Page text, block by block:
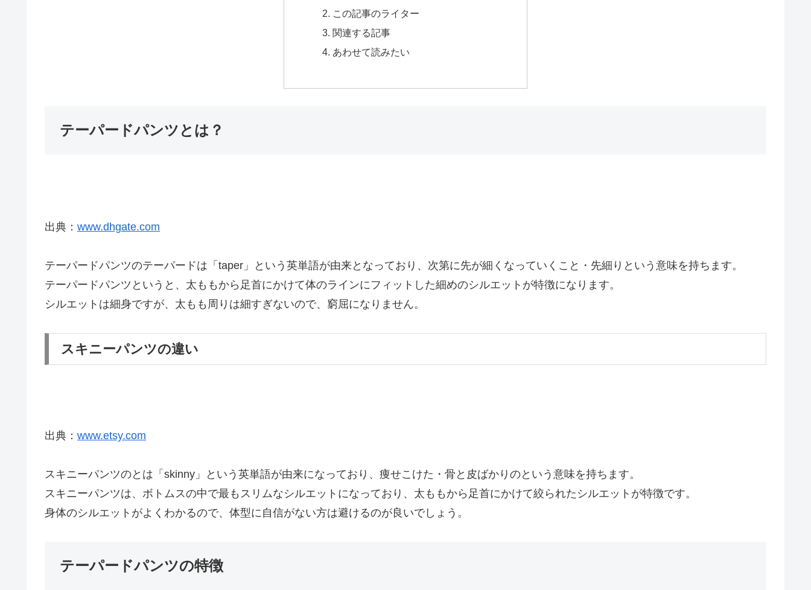
この記事のライター
関連する記事
あわせて読みたい
テーパードパンツとは？
出典： www.dhgate.com
テーパードパンツのテーパードは「taper」という英単語が由来となっており、次第に先が細くなっていくこと・先細りという意味を持ちます。
テーパードパンツというと、太ももから足首にかけて体のラインにフィットした細めのシルエットが特徴になります。
シルエットは細身ですが、太もも周りは細すぎないので、窮屈になりません。
スキニーパンツの違い
出典： www.etsy.com
スキニーパンツのとは「skinny」という英単語が由来になっており、痩せこけた・骨と皮ばかりのという意味を持ちます。
スキニーパンツは、ボトムスの中で最もスリムなシルエットになっており、太ももから足首にかけて絞られたシルエットが特徴です。
身体のシルエットがよくわかるので、体型に自信がない方は避けるのが良いでしょう。
テーパードパンツの特徴